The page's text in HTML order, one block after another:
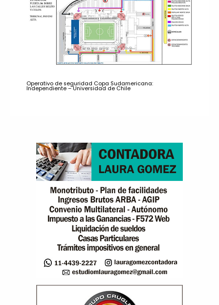
Operativo de seguridad Copa Sudamericana:
Independiente – Universidad de Chile